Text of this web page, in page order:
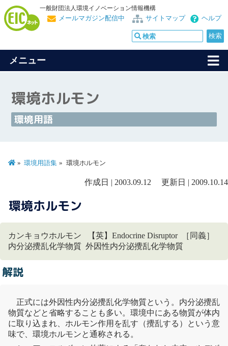
一般財団法人環境イノベーション情報機構
ヘルプ
サイトマップ
メールマガジン配信中
メニュー
環境ホルモン
環境用語
環境用語集 環境ホルモン
作成日 | 2003.09.12 更新日 | 2009.10.14
環境ホルモン
カンキョウホルモン 【英】Endocrine Disruptor ［同義］
内分泌攪乱化学物質 外因性内分泌攪乱化学物質
解説
正式には外因性内分泌攪乱化学物質という。内分泌攪乱
物質などと省略することも多い。環境中にある物質が体内
に取り込まれ、ホルモン作用を乱す（攪乱する）という意
味で、環境ホルモンと通称される。